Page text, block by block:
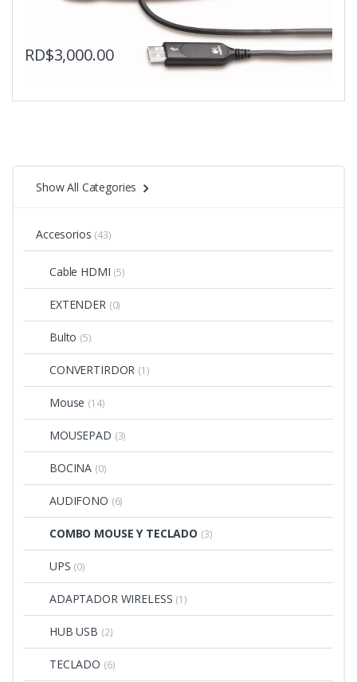
RD$3,000.00
Show All Categories
Accesorios (43)
Cable HDMI (5)
EXTENDER (0)
Bulto (5)
CONVERTIRDOR (1)
Mouse (14)
MOUSEPAD (3)
BOCINA (0)
AUDIFONO (6)
COMBO MOUSE Y TECLADO (3)
UPS (0)
ADAPTADOR WIRELESS (1)
HUB USB (2)
TECLADO (6)